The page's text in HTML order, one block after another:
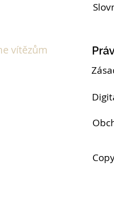
vítězům